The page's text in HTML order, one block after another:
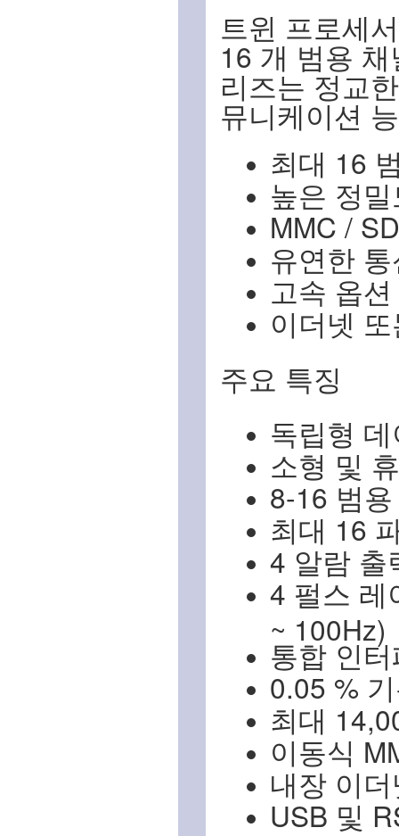
트윈 프로세
16 개 범용
리즈는 정교
뮤니케이션
최대 16
높은 정
MMC /
유연한
고속 옵
이더넷
주요 특징
독립형
소형 및
8-16 범
최대 16
4 알람 출
4 펄스 레
~ 100Hz)
통합 인
0.05 %
최대
이동식
내장 이
USB 및